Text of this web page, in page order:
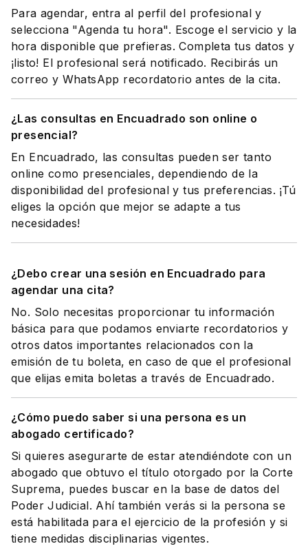
Para agendar, entra al perfil del profesional y
selecciona "Agenda tu hora". Escoge el servicio y la
hora disponible que prefieras. Completa tus datos y
¡listo! El profesional será notificado. Recibirás un
correo y WhatsApp recordatorio antes de la cita.
¿Las consultas en Encuadrado son online o
presencial?
En Encuadrado, las consultas pueden ser tanto
online como presenciales, dependiendo de la
disponibilidad del profesional y tus preferencias. ¡Tú
eliges la opción que mejor se adapte a tus
necesidades!
¿Debo crear una sesión en Encuadrado para
agendar una cita?
No. Solo necesitas proporcionar tu información
básica para que podamos enviarte recordatorios y
otros datos importantes relacionados con la
emisión de tu boleta, en caso de que el profesional
que elijas emita boletas a través de Encuadrado.
¿Cómo puedo saber si una persona es un
abogado certificado?
Si quieres asegurarte de estar atendiéndote con un
abogado que obtuvo el título otorgado por la Corte
Suprema, puedes buscar en la base de datos del
Poder Judicial. Ahí también verás si la persona se
está habilitada para el ejercicio de la profesión y si
tiene medidas disciplinarias vigentes.